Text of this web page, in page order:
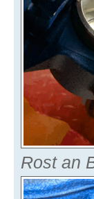
Rost an